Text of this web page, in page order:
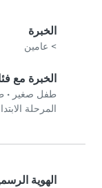
الخبرة
> عامين
الخبرة مع
طفل صغير •
المرحلة
الهوية